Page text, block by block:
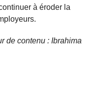
à éroder la
de contenu : Ibrahima